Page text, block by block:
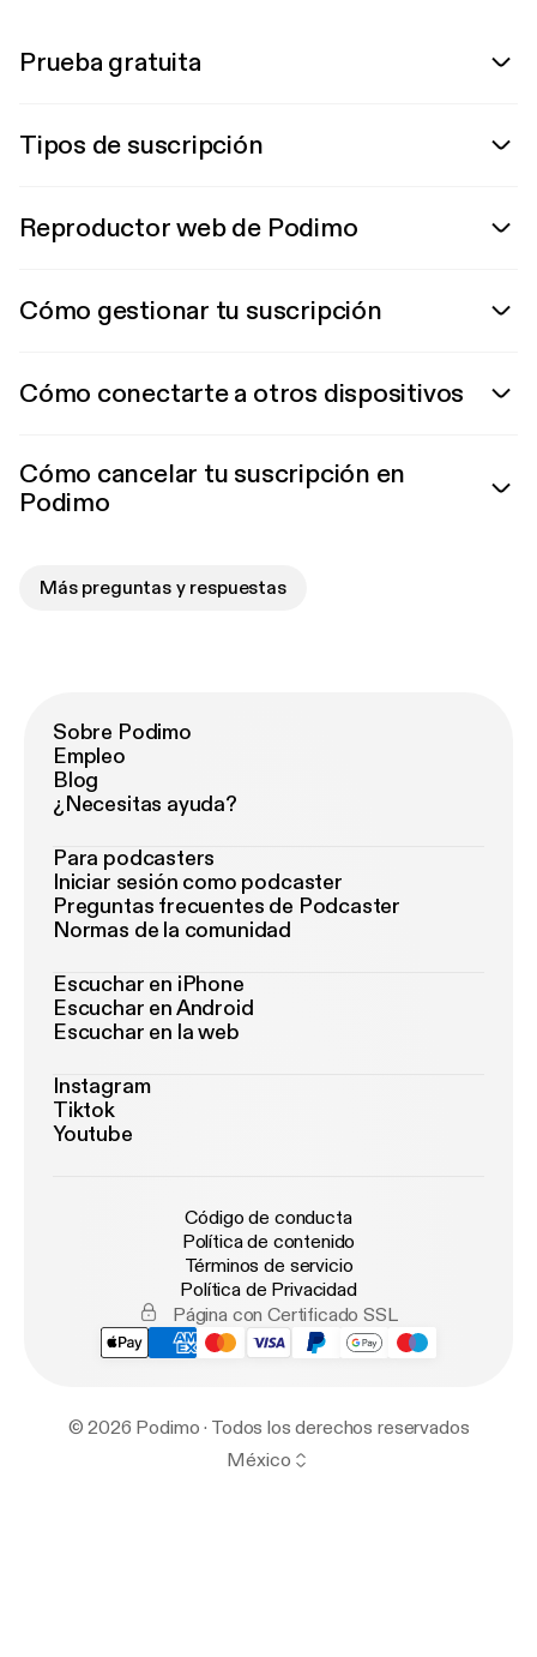
Prueba gratuita
Tipos de suscripción
Reproductor web de Podimo
Cómo gestionar tu suscripción
Cómo conectarte a otros dispositivos
Cómo cancelar tu suscripción en
Podimo
Más preguntas y respuestas
Sobre Podimo
Empleo
Blog
¿Necesitas ayuda?
Para podcasters
Iniciar sesión como podcaster
Preguntas frecuentes de Podcaster
Normas de la comunidad
Escuchar en iPhone
Escuchar en Android
Escuchar en la web
Instagram
Tiktok
Youtube
Código de conducta
Política de contenido
Términos de servicio
Política de Privacidad
Página con Certificado SSL
© 2026 Podimo · Todos los derechos reservados
México